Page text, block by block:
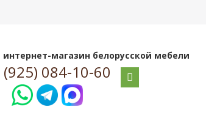
магазин белорусской мебели
(925) 084-10-60